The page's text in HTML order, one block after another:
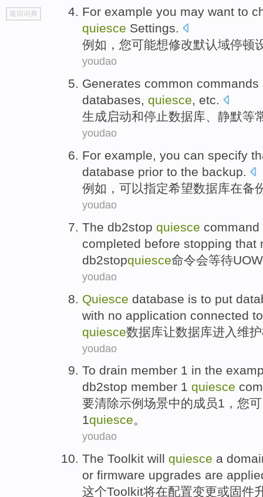
go
top
返回词典 For example you may want to
quiesce Settings.
例如 ， 您可能想修改默认域停顿
youdao
Generates common commands
databases, quiesce, etc.
生成启动和停止数据库、 静默等
youdao
For example, you can specify
database prior to the backup.
例如 ， 可以指定希望数据库在备
youdao
The db2stop quiesce command
completed before stopping that
db2stopquiesce命令会等待UOW
youdao
Quiesce database is to put
with no application connected
quiesce数据库让数据库进入 维护
youdao
To drain member 1 in the
db2stop member 1 quiesce
要清除示例 场景中的成员1 ， 您
1quiesce。
youdao
The Toolkit will quiesce a
or firmware upgrades are
这个Toolkit将在配置变更或固件